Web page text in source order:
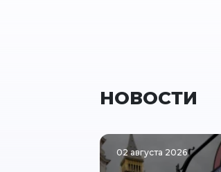
НОВОСТИ
02 августа 2026